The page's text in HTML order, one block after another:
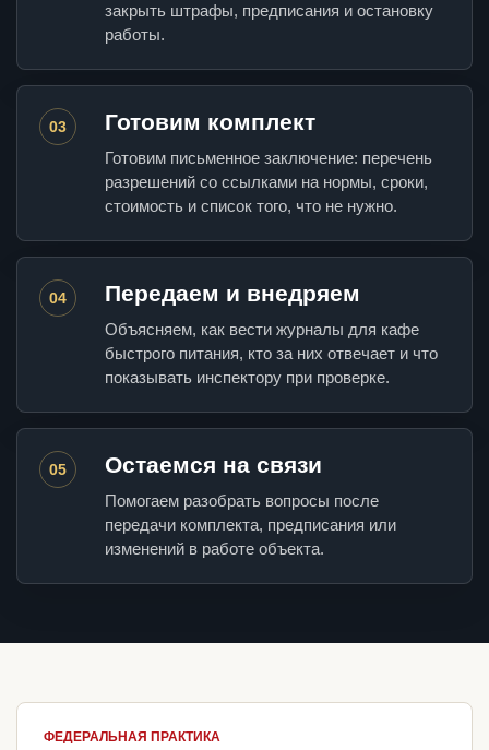
закрыть штрафы, предписания и остановку
работы.
03 Готовим комплект
Готовим письменное заключение: перечень
разрешений со ссылками на нормы, сроки,
стоимость и список того, что не нужно.
04 Передаем и внедряем
Объясняем, как вести журналы для кафе
быстрого питания, кто за них отвечает и что
показывать инспектору при проверке.
05 Остаемся на связи
Помогаем разобрать вопросы после
передачи комплекта, предписания или
изменений в работе объекта.
ФЕДЕРАЛЬНАЯ ПРАКТИКА